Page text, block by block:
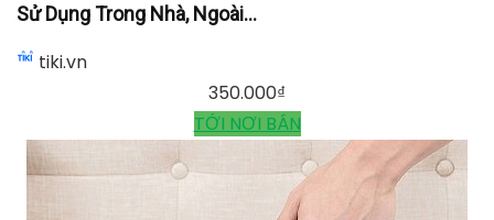
Sử Dụng Trong Nhà, Ngoài...
tiki.vn
350.000₫
TỚI NƠI BÁN